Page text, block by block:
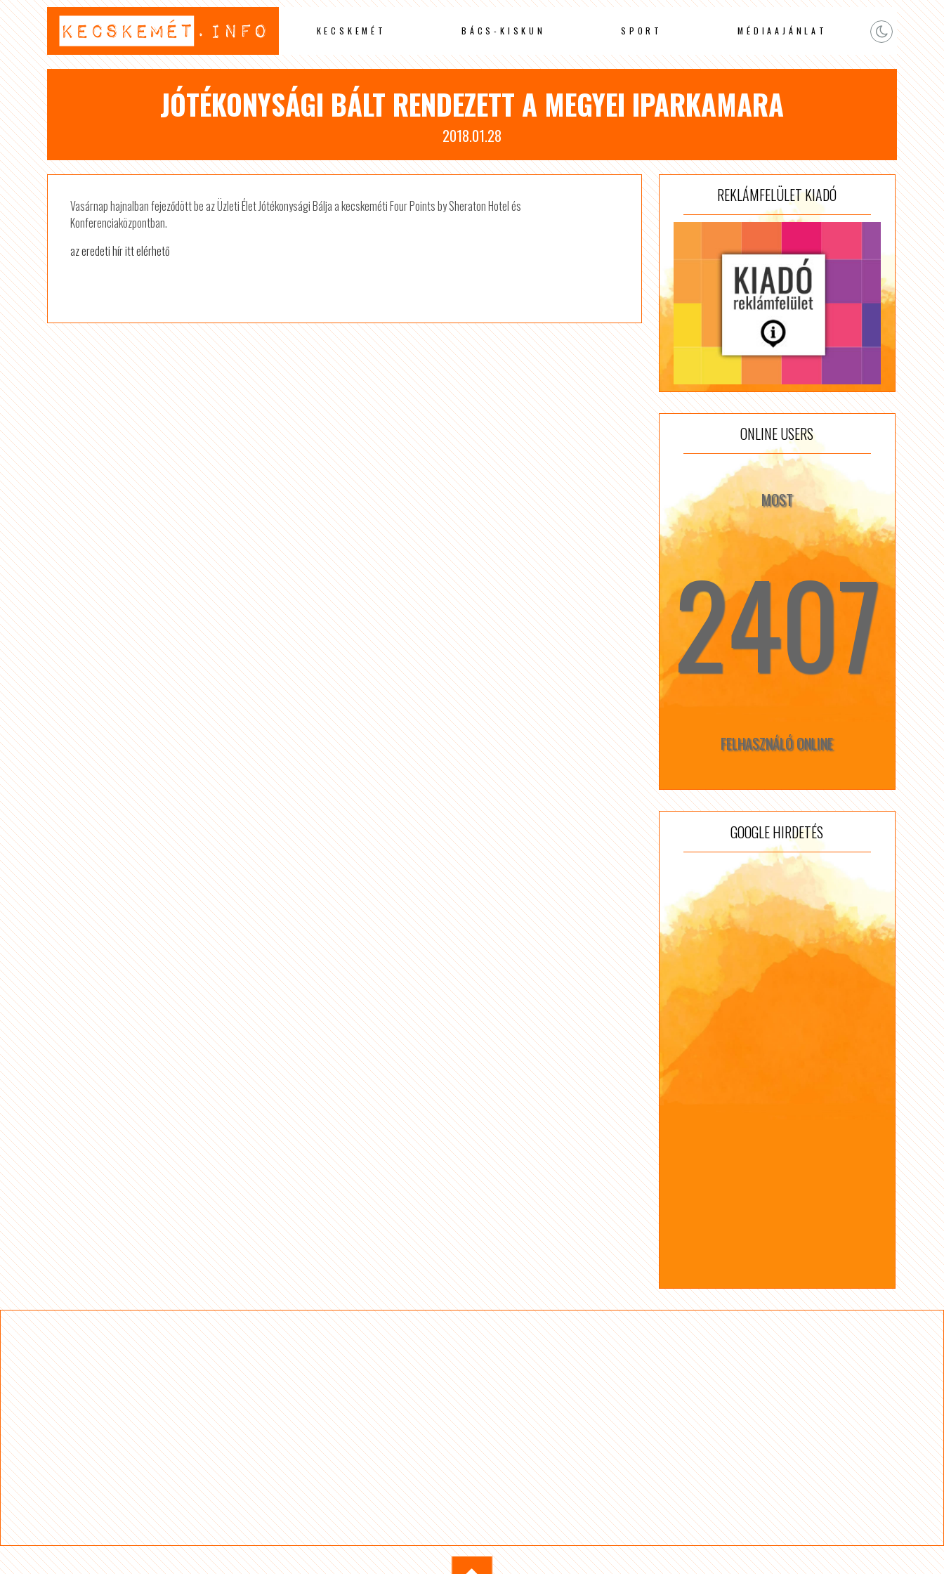
KECSKEMÉT BÁCS-KISKUN SPORT MÉDIAAJÁNLAT
JÓTÉKONYSÁGI BÁLT RENDEZETT A MEGYEI IPARKAMARA
2018.01.28
Vasárnap hajnalban fejeződött be az Üzleti Élet Jótékonysági Bálja a kecskeméti Four Points by Sheraton Hotel és
Konferenciaközpontban.
az eredeti hír itt elérhető
REKLÁMFELÜLET KIADÓ
ONLINE USERS
MOST
☆ 2407 ☆
FELHASZNÁLÓ ONLINE
GOOGLE HIRDETÉS